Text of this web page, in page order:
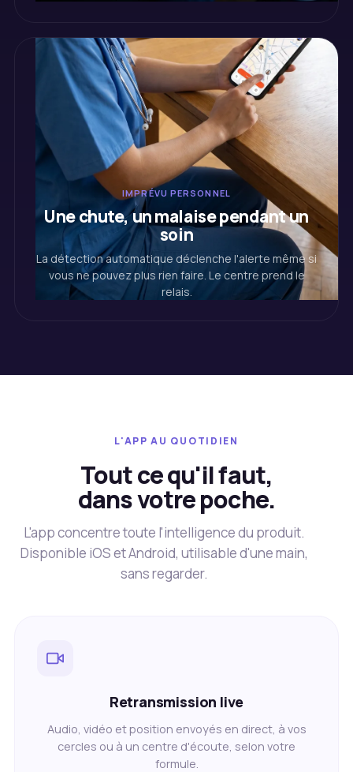
IMPRÉVU PERSONNEL
Une chute, un malaise pendant un
soin
La détection automatique déclenche l'alerte même si
vous ne pouvez plus rien faire. Le centre prend le
relais.
L'APP AU QUOTIDIEN
Tout ce qu'il faut,
dans votre poche.
L'app concentre toute l'intelligence du produit.
Disponible iOS et Android, utilisable d'une main,
sans regarder.
Retransmission live
Audio, vidéo et position envoyés en direct, à vos
cercles ou à un centre d'écoute, selon votre
formule.